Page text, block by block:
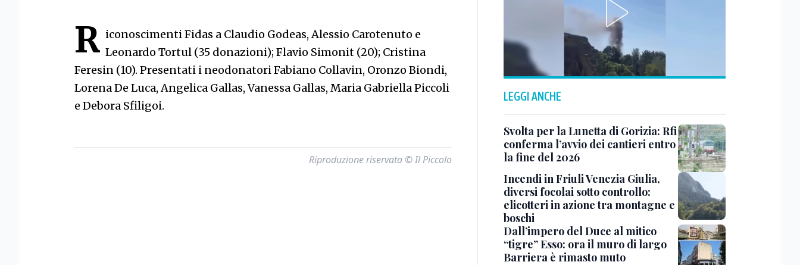
R iconoscimenti Fidas a Claudio Godeas, Alessio Carotenuto e
Leonardo Tortul (35 donazioni); Flavio Simonit (20); Cristina
Feresin (10). Presentati i neodonatori Fabiano Collavin, Oronzo Biondi,
Lorena De Luca, Angelica Gallas, Vanessa Gallas, Maria Gabriella Piccoli
e Debora Sfiligoi.
Riproduzione riservata © Il Piccolo
LEGGI ANCHE
Svolta per la Lunetta di Gorizia: Rfi
conferma l’avvio dei cantieri entro
la fine del 2026
Incendi in Friuli Venezia Giulia,
diversi focolai sotto controllo:
elicotteri in azione tra montagne e
boschi
Dall’impero del Duce al mitico
“tigre” Esso: ora il muro di largo
Barriera è rimasto muto